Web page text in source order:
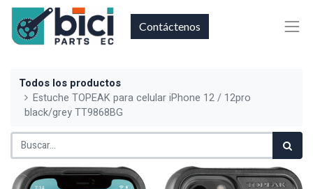
Contáctenos
Todos los productos
Estuche TOPEAK para celular iPhone 12 / 12pro
black/grey TT9868BG